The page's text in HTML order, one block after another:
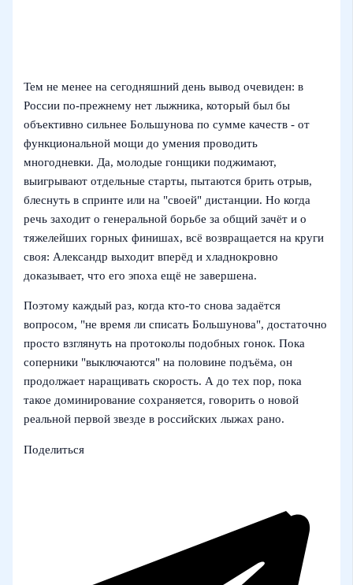
Тем не менее на сегодняшний день вывод очевиден: в
России по‑прежнему нет лыжника, который был бы
объективно сильнее Большунова по сумме качеств - от
функциональной мощи до умения проводить
многодневки. Да, молодые гонщики поджимают,
выигрывают отдельные старты, пытаются брить отрыв,
блеснуть в спринте или на "своей" дистанции. Но когда
речь заходит о генеральной борьбе за общий зачёт и о
тяжелейших горных финишах, всё возвращается на круги
своя: Александр выходит вперёд и хладнокровно
доказывает, что его эпоха ещё не завершена.
Поэтому каждый раз, когда кто-то снова задаётся
вопросом, "не время ли списать Большунова", достаточно
просто взглянуть на протоколы подобных гонок. Пока
соперники "выключаются" на половине подъёма, он
продолжает наращивать скорость. А до тех пор, пока
такое доминирование сохраняется, говорить о новой
реальной первой звезде в российских лыжах рано.
Поделиться